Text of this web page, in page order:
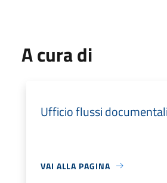
A cura di
Ufficio flussi
VAI ALLA PAGINA